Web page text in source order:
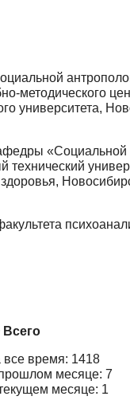
методического
университета,
Всего
все время: 1418
месяце: 7
месяце: 1